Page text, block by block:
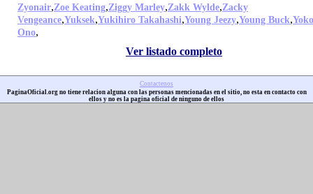
Zyonair,Zoe Keating,Ziggy Marley,Zakk Wylde,Zacky
Vengeance,Yuksek,Yukihiro Takahashi,Young Jeezy,Young Buck,Yoko
Ono,
Ver listado completo
Contactenos
PaginaOficial.org no tiene relacion alguna con las personas mencionadas en el sitio, no esta en contacto con
ellos y no es la pagina oficial de ninguno de ellos